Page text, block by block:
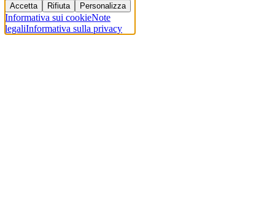
Accetta Rifiuta Personalizza
Informativa sui cookieNote
legaliInformativa sulla privacy